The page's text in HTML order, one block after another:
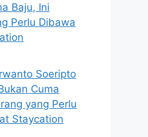
Baju, Ini
Perlu Dibawa
Soeripto
Cuma
yang Perlu
Staycation